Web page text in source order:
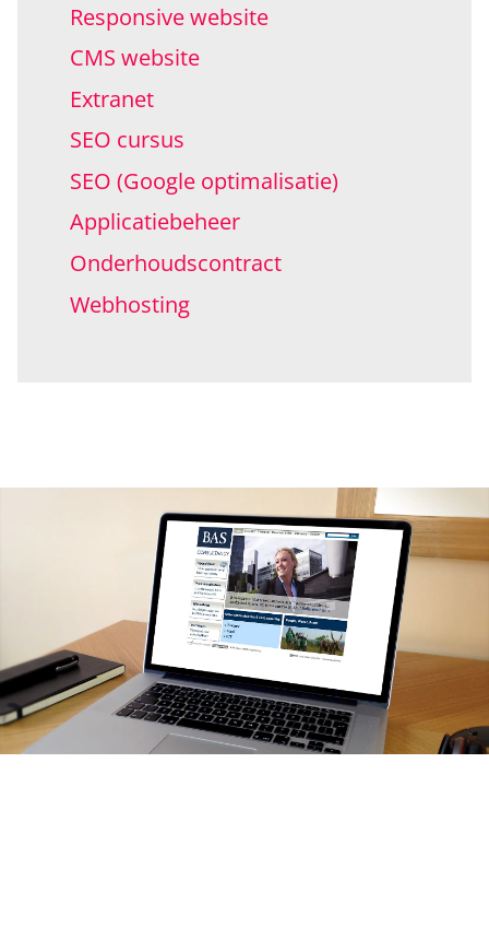
Responsive website
CMS website
Extranet
SEO cursus
SEO (Google optimalisatie)
Applicatiebeheer
Onderhoudscontract
Webhosting